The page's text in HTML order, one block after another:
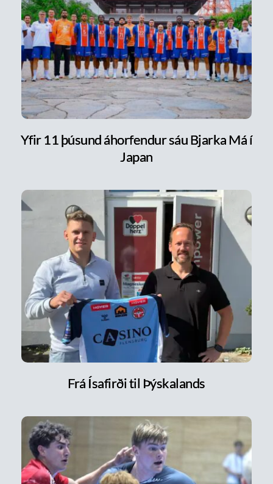
Yfir 11 þúsund áhorfendur sáu Bjarka Má í
Japan
Frá Ísafirði til Þýskalands